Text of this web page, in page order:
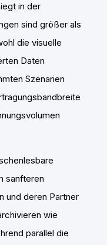
in der
sind größer als
die visuelle
Daten
Szenarien
sanfteren
und deren Partner
wie
parallel die